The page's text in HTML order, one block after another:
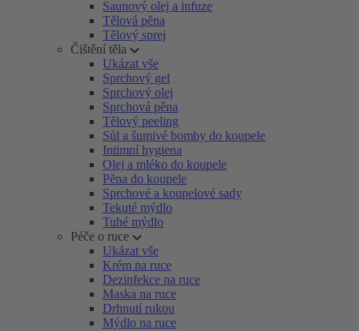
Saunový olej a infuze
Tělová pěna
Tělový sprej
Čištění těla
Ukázat vše
Sprchový gel
Sprchový olej
Sprchová pěna
Tělový peeling
Sůl a šumivé bomby do koupele
Intimní hygiena
Olej a mléko do koupele
Pěna do koupele
Sprchové a koupelové sady
Tekuté mýdlo
Tuhé mýdlo
Péče o ruce
Ukázat vše
Krém na ruce
Dezinfekce na ruce
Maska na ruce
Drhnutí rukou
Mýdlo na ruce